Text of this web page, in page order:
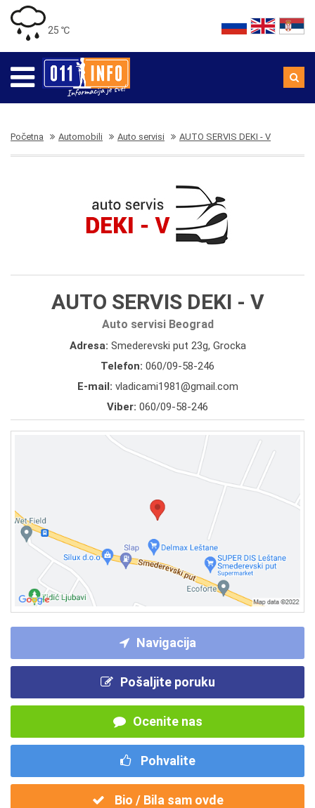
25 ℃
Početna Automobili Auto servisi AUTO SERVIS DEKI - V
AUTO SERVIS DEKI - V
Auto servisi Beograd
Adresa: Smederevski put 23g, Grocka
Telefon: 060/09-58-246
E-mail: vladicami1981@gmail.com
Viber: 060/09-58-246
Navigacija
Pošaljite poruku
Ocenite nas
Pohvalite
Bio / Bila sam ovde